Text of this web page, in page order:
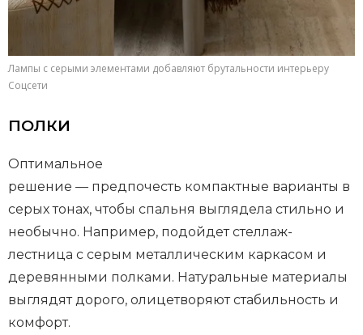
Лампы с серыми элементами добавляют брутальности интерьеру
Соцсети
ПОЛКИ
Оптимальное
решение — предпочесть компактные варианты в
серых тонах, чтобы спальня выглядела стильно и
необычно. Например, подойдет стеллаж-
лестница с серым металлическим каркасом и
деревянными полками. Натуральные материалы
выглядят дорого, олицетворяют стабильность и
комфорт.